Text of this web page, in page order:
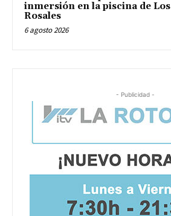
inmersión en la piscina de Los
Rosales
6 agosto 2026
- Publicidad -